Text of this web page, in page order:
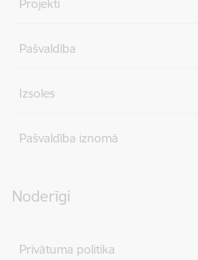
Projekti
Pašvaldība
Izsoles
Pašvaldība iznomā
Noderīgi
Privātuma politika